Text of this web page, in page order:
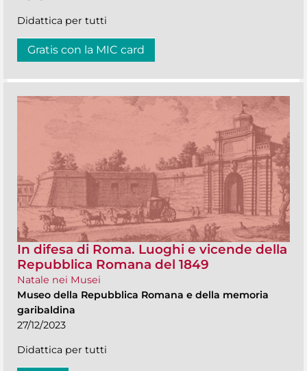
Didattica per tutti
Gratis con la MIC card
In difesa di Roma. Luoghi e vicende della
Repubblica Romana del 1849
Natale nei Musei
Museo della Repubblica Romana e della memoria
garibaldina
27/12/2023
Didattica per tutti